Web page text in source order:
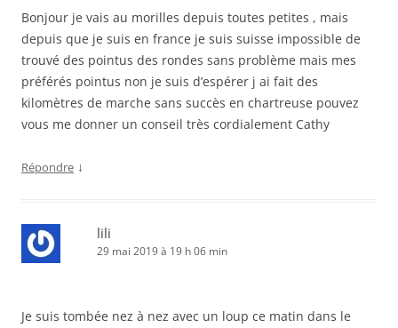
Bonjour je vais au morilles depuis toutes petites , mais
depuis que je suis en france je suis suisse impossible de
trouvé des pointus des rondes sans problème mais mes
préférés pointus non je suis d’espérer j ai fait des
kilomètres de marche sans succès en chartreuse pouvez
vous me donner un conseil très cordialement Cathy
Répondre ↓
lili
29 mai 2019 à 19 h 06 min
Je suis tombée nez à nez avec un loup ce matin dans le